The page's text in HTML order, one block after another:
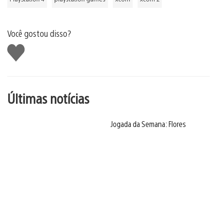
Você gostou disso?
Curtir
Últimas notícias
Jogada da Semana: Flores